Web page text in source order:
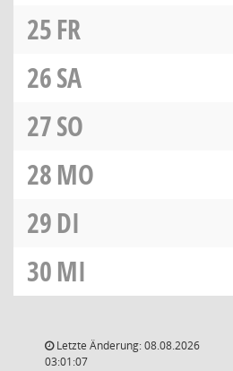
25FR
26SA
27SO
28MO
29DI
30MI
Letzte Änderung: 08.08.2026
03:01:07